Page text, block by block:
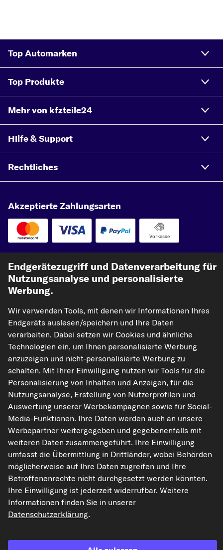
Top Automarken
Top Produkte
Mehr von kfzteile24
Hilfe & Support
Rechtliches
Akzeptierte Zahlungsarten
Vorkasse
kfzteile24.de carpardoo.nl
carpardoo.fr
carpardoo.dk
Die hier dargestellten Daten, insbesondere die gesamte Datenbank, dürfen
nicht vervielfältigt werden. Die Vervielfältigung und Verbreitung der Daten und
der Datenbank ohne vorherige Einwilligung von TecAlliance und/oder die
Einbeziehung Dritter in solche Aktivitäten ist streng verboten. Jegliche
unautorisierte Nutzung von Inhalten stellt eine Verletzung des Urheberrechts
dar und kann rechtliche Schritte nach sich ziehen.
Vertrag widerrufen
© 2026 kfzteile24 GmbH - Alle Rechte vorbehalten.
Endgerätezugriff und Datenverarbeitung für
Nutzungsanalyse und personalisierte
Werbung.
Wir verwenden Tools, mit denen wir Informationen Ihres
Endgeräts auslesen/speichern und Ihre Daten
verarbeiten. Dabei setzen wir Cookies und ähnliche
Technologien ein, um Ihnen personalisierte Werbung
anzuzeigen und nicht-personalisierte Werbung zu
schalten. Mit Ihrer Einwilligung nutzen wir Tools für die
Personalisierung von Inhalten und Anzeigen, für die
Nutzungsanalyse, Erstellung von Nutzerprofilen und
Auswertung unserer Werbekampagnen sowie für Social-
Media-Funktionen. Ihre Daten werden auch an unsere
Werbepartner weitergegeben und gegebenenfalls mit
weiteren Daten zusammengeführt. Ihre Einwilligung
umfasst die Übermittlung in Drittländer, wobei Behörden
möglicherweise auf Ihre Daten zugreifen und Ihre
Betroffenenrechte nicht durchgesetzt werden könnten.
Ihre Einwilligung ist jederzeit widerrufbar. Weitere
Informationen finden Sie in unserer
Datenschutzerklärung.